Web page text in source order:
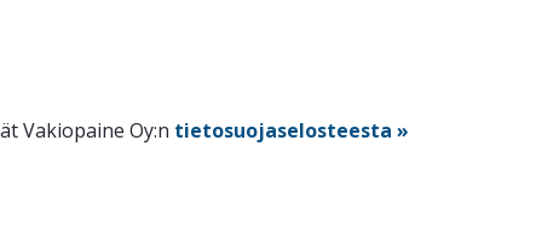
Vakiopaine Oy:n tietosuojaselosteesta »